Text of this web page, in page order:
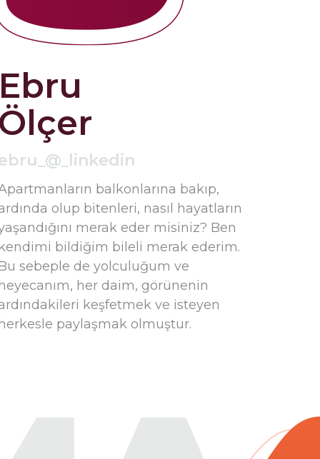
Gülben de Arketipler
ek olarak
ve Erin
öz değerleri ile
balkonlarına bakıp,
olup bitenleri, nasıl hayatların
merak eder misiniz? Ben
bildiğim bileli merak ederim.
sebeple de yolculuğum ve
her daim, görünenin
keşfetmek ve isteyen
paylaşmak olmuştur.